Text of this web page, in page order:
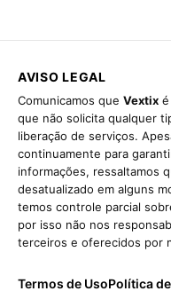
AVISO LEGAL
Comunicamos que Vextix
que não solicita qualquer
liberação de serviços.
continuamente para
informações, ressaltamos
desatualizado em alguns
temos controle parcial
por isso não nos
terceiros e oferecidos por
Termos de UsoPolítica